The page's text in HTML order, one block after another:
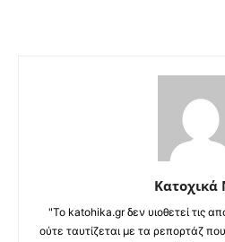
Κατοχικά
"Το katohika.gr δεν υιοθετεί τις
ούτε ταυτίζεται με τα ρεπορτάζ